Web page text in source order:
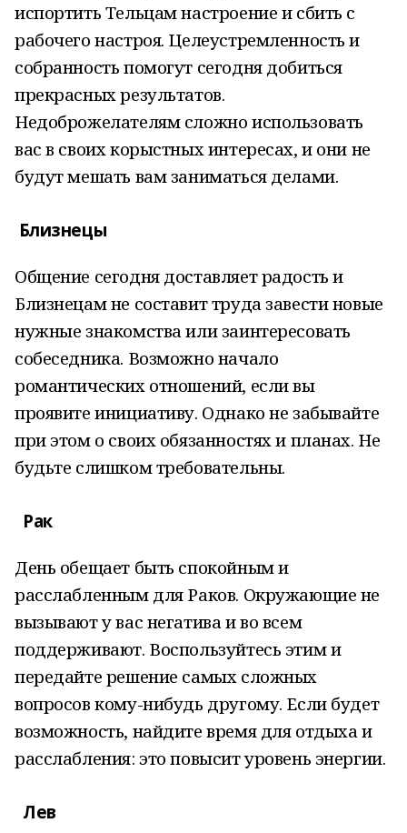
испортить Тельцам настроение и сбить с
рабочего настроя. Целеустремленность и
собранность помогут сегодня добиться
прекрасных результатов.
Недоброжелателям сложно использовать
вас в своих корыстных интересах, и они не
будут мешать вам заниматься делами.
Близнецы
Общение сегодня доставляет радость и
Близнецам не составит труда завести новые
нужные знакомства или заинтересовать
собеседника. Возможно начало
романтических отношений, если вы
проявите инициативу. Однако не забывайте
при этом о своих обязанностях и планах. Не
будьте слишком требовательны.
Рак
День обещает быть спокойным и
расслабленным для Раков. Окружающие не
вызывают у вас негатива и во всем
поддерживают. Воспользуйтесь этим и
передайте решение самых сложных
вопросов кому-нибудь другому. Если будет
возможность, найдите время для отдыха и
расслабления: это повысит уровень энергии.
Лев